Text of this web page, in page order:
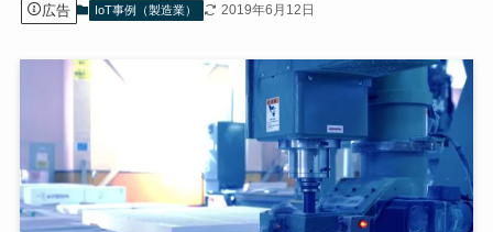
広告 IoT事例（製造業） 2019年6月12日